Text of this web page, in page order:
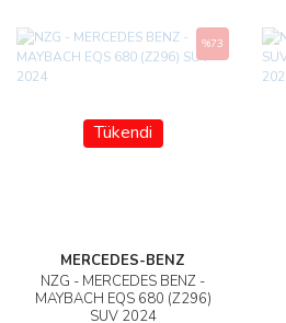
Tükendi
MERCEDES-BENZ
NZG - MERCEDES BENZ -
MAYBACH EQS 680 (Z296)
SUV 2024
%73